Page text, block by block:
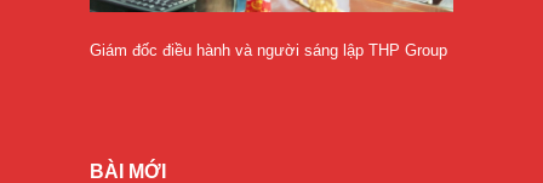
Giám đốc điều hành và người sáng lập THP Group
BÀI MỚI